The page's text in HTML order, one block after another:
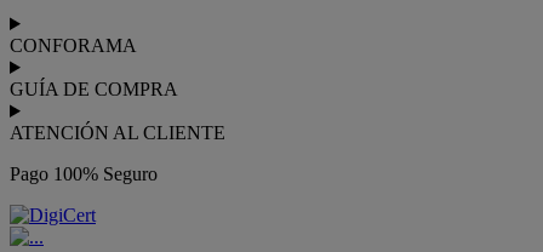
CONFORAMA
GUÍA DE COMPRA
ATENCIÓN AL CLIENTE
Pago 100% Seguro